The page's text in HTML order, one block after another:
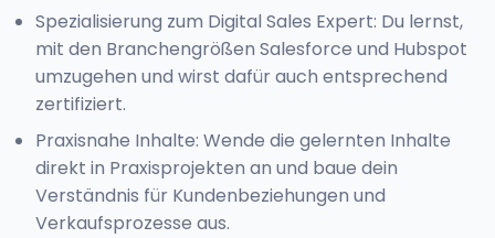
Spezialisierung zum Digital Sales Expert: Du lernst,
mit den Branchengrößen Salesforce und Hubspot
umzugehen und wirst dafür auch entsprechend
zertifiziert.
Praxisnahe Inhalte: Wende die gelernten Inhalte
direkt in Praxisprojekten an und baue dein
Verständnis für Kundenbeziehungen und
Verkaufsprozesse aus.